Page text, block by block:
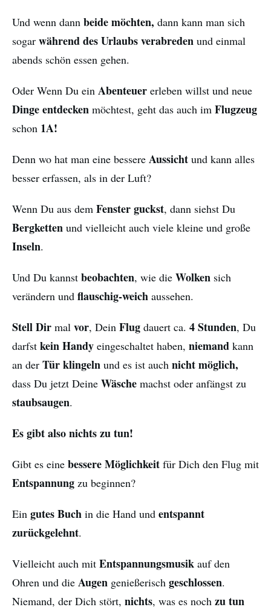
Und wenn dann beide möchten, dann kann man sich
sogar während des Urlaubs verabreden und einmal
abends schön essen gehen.
Oder Wenn Du ein Abenteuer erleben willst und neue
Dinge entdecken möchtest, geht das auch im Flugzeug
schon 1A!
Denn wo hat man eine bessere Aussicht und kann alles
besser erfassen, als in der Luft?
Wenn Du aus dem Fenster guckst, dann siehst Du
Bergketten und vielleicht auch viele kleine und große
Inseln.
Und Du kannst beobachten, wie die Wolken sich
verändern und flauschig-weich aussehen.
Stell Dir mal vor, Dein Flug dauert ca. 4 Stunden, Du
darfst kein Handy eingeschaltet haben, niemand kann
an der Tür klingeln und es ist auch nicht möglich,
dass Du jetzt Deine Wäsche machst oder anfängst zu
staubsaugen.
Es gibt also nichts zu tun!
Gibt es eine bessere Möglichkeit für Dich den Flug mit
Entspannung zu beginnen?
Ein gutes Buch in die Hand und entspannt
zurückgelehnt.
Vielleicht auch mit Entspannungsmusik auf den
Ohren und die Augen genießerisch geschlossen.
Niemand, der Dich stört, nichts, was es noch zu tun